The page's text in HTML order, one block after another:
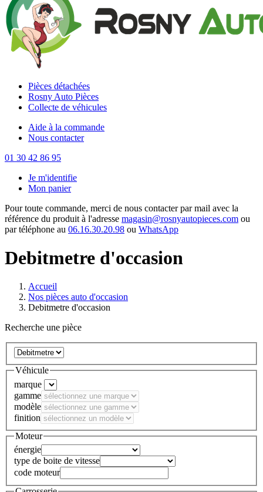
Pièces détachées
Rosny Auto Pièces
Collecte de véhicules
Aide à la commande
Nous contacter
01 30 42 86 95
Je m'identifie
Mon panier
Pour toute commande, merci de nous contacter par mail avec la
référence du produit à l'adresse magasin@rosnyautopieces.com ou
par téléphone au 06.16.30.20.98 ou WhatsApp
Debitmetre d'occasion
Accueil
Nos pièces auto d'occasion
Debitmetre d'occasion
Recherche une pièce
Véhicule
marque
gamme
modèle
finition
Moteur
énergie
type de boite de vitesse
code moteur